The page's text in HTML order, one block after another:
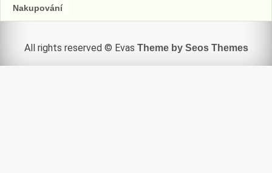
Nakupování
All rights reserved © Evas Theme by Seos Themes